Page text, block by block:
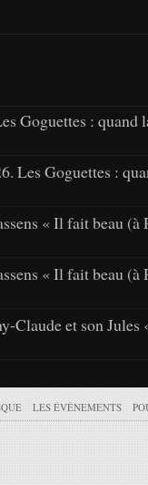
Goguettes : quand
Les Goguettes :
« Il fait beau (à
« Il fait beau (à
Claude et son Jules
LES ÉVÉNEMENTS